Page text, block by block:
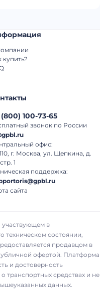
купить?
(800) 100-73-65
звонок по России
офис:
г. Москва, ул. Щепкина, д.
1
поддержка:
сайта
участвующем в
техническом состоянии,
продавцом в
офертой. Платформа
и достоверность
транспортных средствах и не
данных.